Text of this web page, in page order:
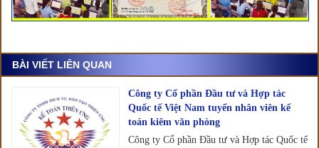
BÀI VIẾT LIÊN QUAN
Công ty Cổ phần Đầu tư và Hợp tác
Quốc tế Việt Nam tuyển nhân viên kế
toán kiêm văn phòng
Công ty Cổ phần Đầu tư và Hợp tác Quốc tế